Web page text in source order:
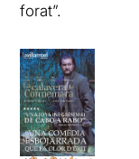
forat”.